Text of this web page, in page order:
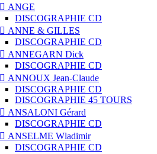
 ANGE
DISCOGRAPHIE CD
 ANNE & GILLES
DISCOGRAPHIE CD
 ANNEGARN Dick
DISCOGRAPHIE CD
 ANNOUX Jean-Claude
DISCOGRAPHIE CD
DISCOGRAPHIE 45 TOURS
 ANSALONI Gérard
DISCOGRAPHIE CD
 ANSELME Wladimir
DISCOGRAPHIE CD